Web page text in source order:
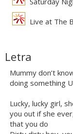
Live at The
Letra
Mummy don’t
doing something
Lucky, lucky girl,
you out if she
that you do